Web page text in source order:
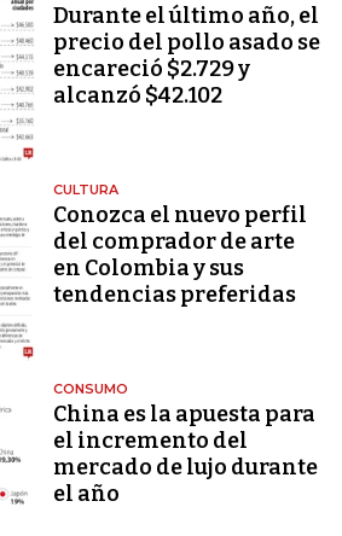
Durante el último año, el
precio del pollo asado se
encareció $2.729 y
alcanzó $42.102
CULTURA
Conozca el nuevo perfil
del comprador de arte
en Colombia y sus
tendencias preferidas
CONSUMO
China es la apuesta para
el incremento del
mercado de lujo durante
el año